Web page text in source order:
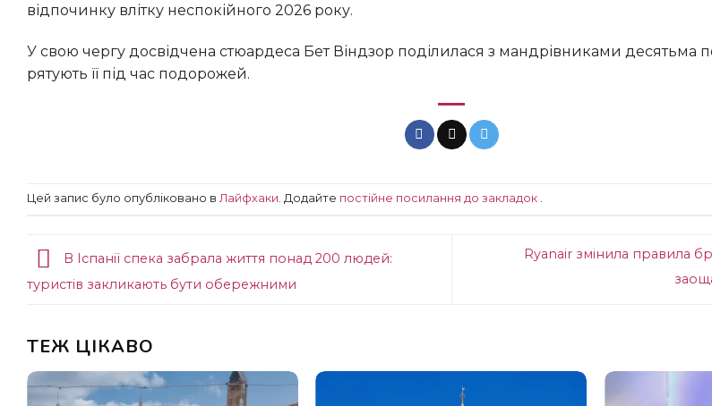
відпочинку влітку неспокійного 2026 року.
У свою чергу досвідчена стюардеса Бет Віндзор поділилася з мандрівниками десятьма порадами, які завжди
рятують її під час подорожей.
Цей запис було опубліковано в Лайфхаки . Додайте постійне посилання до закладок
В Іспанії спека забрала життя понад 200 людей:
туристів закликають бути обережними
Ryanair змінила правила
ТЕЖ ЦІКАВО